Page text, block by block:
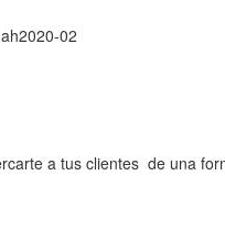
a tus clientes de una